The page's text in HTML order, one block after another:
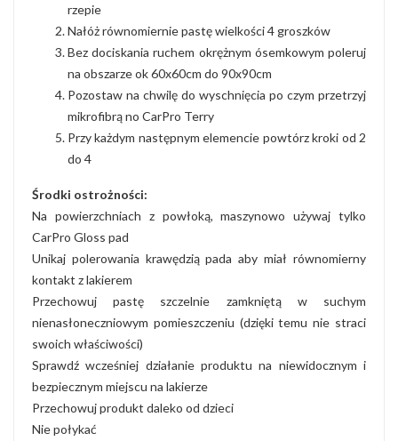
rzepie
Nałóż równomiernie pastę wielkości 4 groszków
Bez dociskania ruchem okrężnym ósemkowym poleruj
na obszarze ok 60x60cm do 90x90cm
Pozostaw na chwilę do wyschnięcia po czym przetrzyj
mikrofibrą no CarPro Terry
Przy każdym następnym elemencie powtórz kroki od 2
do 4
Środki ostrożności:
Na powierzchniach z powłoką, maszynowo używaj tylko
CarPro Gloss pad
Unikaj polerowania krawędzią pada aby miał równomierny
kontakt z lakierem
Przechowuj pastę szczelnie zamkniętą w suchym
nienasłoneczniowym pomieszczeniu (dzięki temu nie straci
swoich właściwości)
Sprawdź wcześniej działanie produktu na niewidocznym i
bezpiecznym miejscu na lakierze
Przechowuj produkt daleko od dzieci
Nie połykać